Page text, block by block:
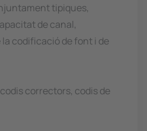
tipiques,
de canal,
codificació de font i de
correctors, codis de